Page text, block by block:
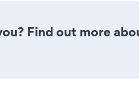
Find out more